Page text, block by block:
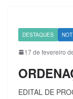
DESTAQUES
17 de fevereiro
EDITAL DE